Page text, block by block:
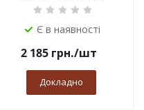
Є в наявності
2 185 грн./шт
Докладно